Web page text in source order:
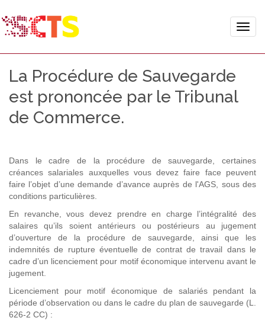
Toggle
La Procédure de Sauvegarde
est prononcée par le Tribunal
de Commerce.
Dans le cadre de la procédure de sauvegarde, certaines
créances salariales auxquelles vous devez faire face peuvent
faire l’objet d’une demande d’avance auprès de l'AGS, sous des
conditions particulières.
En revanche, vous devez prendre en charge l’intégralité des
salaires qu’ils soient antérieurs ou postérieurs au jugement
d’ouverture de la procédure de sauvegarde, ainsi que les
indemnités de rupture éventuelle de contrat de travail dans le
cadre d’un licenciement pour motif économique intervenu avant le
jugement.
Licenciement pour motif économique de salariés pendant la
période d’observation ou dans le cadre du plan de sauvegarde (L.
626-2 CC) :